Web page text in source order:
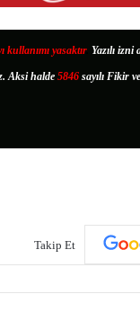
yasaktır. Yazılı
Aksi halde 5846 sayılı Fikir
Takip Et